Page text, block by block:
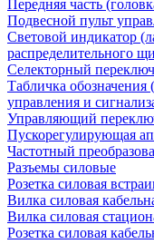
Передняя часть
Подвесной пульт
Световой индикатор
распределительного
Селекторный
Табличка обозначения
управления и
Управляющий
Пускорегулирующая
Частотный
Разъемы силовые
Розетка силовая
Вилка силовая
Вилка силовая
Розетка силовая